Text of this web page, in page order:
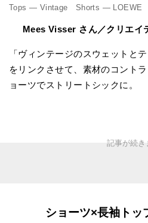
Tops — Vintage Shorts — LOEWE
Mees Visser さん／クリエイ
「ヴィンテージのスウェットと
をリンクさせて、素材のコント
ョーツでストリートシックに。
ショーツ×長袖ト